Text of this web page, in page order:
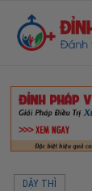
DẬY THÌ